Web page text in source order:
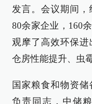
发言。会议期间，
80余家企业，160
观摩了高效环保进
仓房性能提升、虫
国家粮食和物资
负责同志，中储